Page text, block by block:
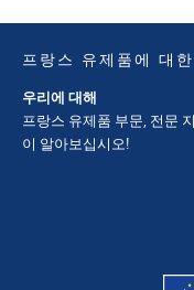
프랑스 유제품에 대
우리에 대해
프랑스 유제품 부문, 전문
이 알아보십시오!